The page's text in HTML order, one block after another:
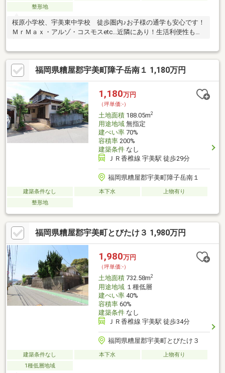
整形地
桜原小学校、宇美東中学校 徒歩圏内♪お子様の通学も安心です！
ＭｒＭａｘ・アルゾ・コスモスetc...近隣にあり！生活利便性も良
福岡県糟屋郡宇美町障子岳南１ 1,180万円
1,180万円
（坪単価:-）
土地面積188.05m2
用途地域無指定
建ぺい率70%
容積率200%
建築条件なし
ＪＲ香椎線 宇美駅 徒歩29分
福岡県糟屋郡宇美町障子岳南１
建築条件なし 本下水
上物有り
整形地
福岡県糟屋郡宇美町とびたけ３ 1,980万円
1,980万円
（坪単価:-）
土地面積732.58m2
用途地域１種低層
建ぺい率40%
容積率60%
建築条件なし
ＪＲ香椎線 宇美駅 徒歩34分
福岡県糟屋郡宇美町とびたけ３
建築条件なし 本下水
上物有り
1種低層地域